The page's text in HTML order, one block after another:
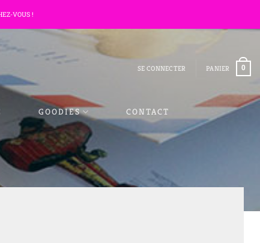
VOUS !
SE CONNECTER PANIER 0
GOODIES CONTACT